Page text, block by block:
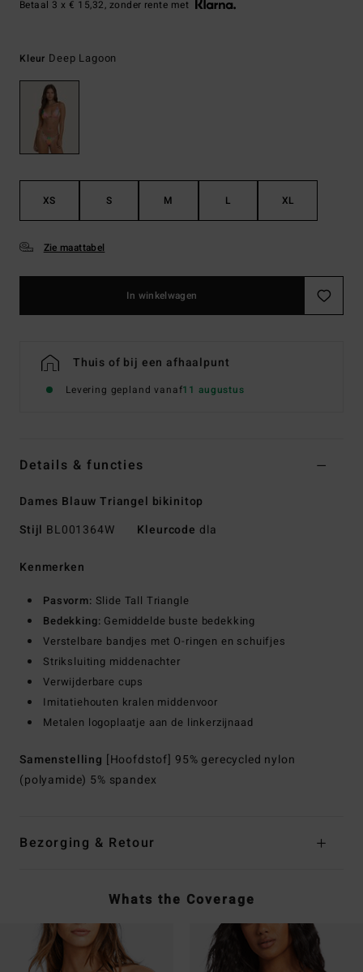
Betaal 3 x € 15,32, zonder rente met
Kleur Deep Lagoon
XS S M L XL
Zie maattabel
In winkelwagen
Thuis of bij een afhaalpunt
Levering gepland vanaf11 augustus
Details & functies
Dames Blauw Triangel bikinitop
Stijl BL001364W Kleurcode dla
Kenmerken
Pasvorm: Slide Tall Triangle
Bedekking: Gemiddelde buste bedekking
Verstelbare bandjes met O-ringen en schuifjes
Striksluiting middenachter
Verwijderbare cups
Imitatiehouten kralen middenvoor
Metalen logoplaatje aan de linkerzijnaad
Samenstelling [Hoofdstof] 95% gerecycled nylon
(polyamide) 5% spandex
Bezorging & Retour
Whats the Coverage